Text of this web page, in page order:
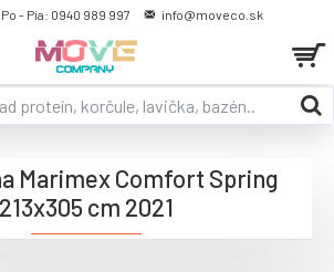
Po - Pia: 0940 989 997 info@moveco.sk
Marimex Comfort Spring
213x305 cm 2021